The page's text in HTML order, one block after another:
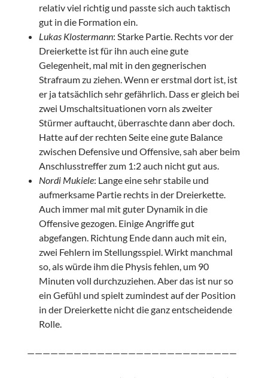
relativ viel richtig und passte sich auch taktisch
gut in die Formation ein.
Lukas Klostermann: Starke Partie. Rechts vor der
Dreierkette ist für ihn auch eine gute
Gelegenheit, mal mit in den gegnerischen
Strafraum zu ziehen. Wenn er erstmal dort ist, ist
er ja tatsächlich sehr gefährlich. Dass er gleich bei
zwei Umschaltsituationen vorn als zweiter
Stürmer auftaucht, überraschte dann aber doch.
Hatte auf der rechten Seite eine gute Balance
zwischen Defensive und Offensive, sah aber beim
Anschlusstreffer zum 1:2 auch nicht gut aus.
Nordi Mukiele: Lange eine sehr stabile und
aufmerksame Partie rechts in der Dreierkette.
Auch immer mal mit guter Dynamik in die
Offensive gezogen. Einige Angriffe gut
abgefangen. Richtung Ende dann auch mit ein,
zwei Fehlern im Stellungsspiel. Wirkt manchmal
so, als würde ihm die Physis fehlen, um 90
Minuten voll durchzuziehen. Aber das ist nur so
ein Gefühl und spielt zumindest auf der Position
in der Dreierkette nicht die ganz entscheidende
Rolle.
———————————————————————————